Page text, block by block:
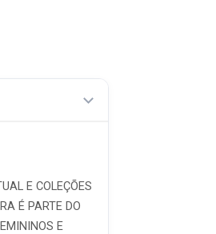
E COLEÇÕES
É PARTE DO
E